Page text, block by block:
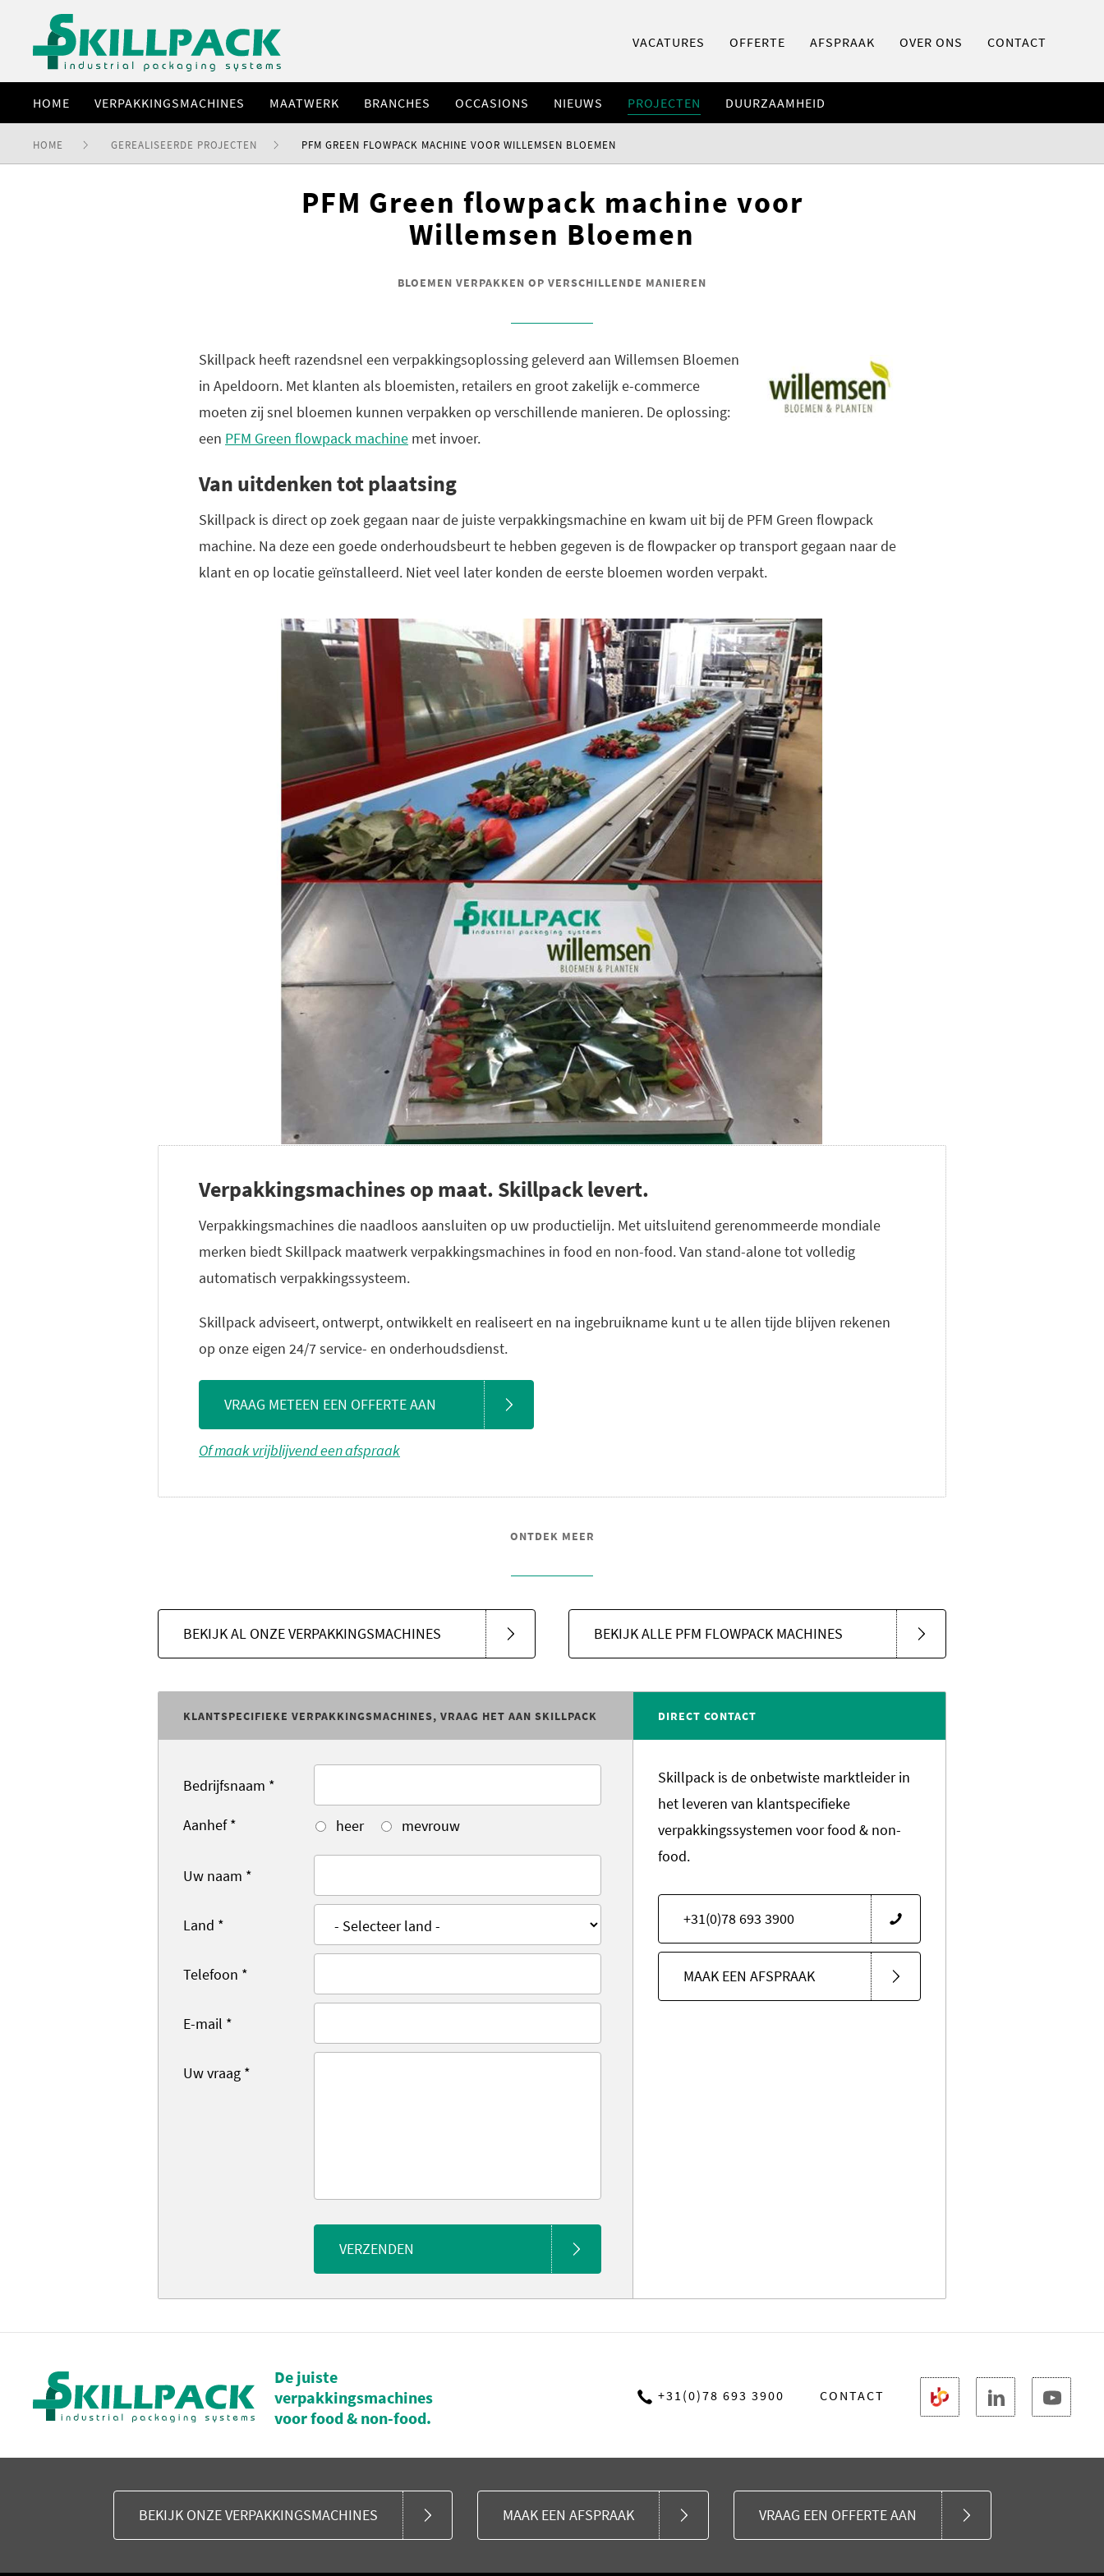
VACATURES OFFERTE AFSPRAAK OVER ONS CONTACT
HOME VERPAKKINGSMACHINES MAATWERK BRANCHES OCCASIONS NIEUWS PROJECTEN DUURZAAMHEID
HOME GEREALISEERDE PROJECTEN PFM GREEN FLOWPACK MACHINE VOOR WILLEMSEN BLOEMEN
PFM Green flowpack machine voor
Willemsen Bloemen
BLOEMEN VERPAKKEN OP VERSCHILLENDE MANIEREN
Skillpack heeft razendsnel een verpakkingsoplossing geleverd aan Willemsen Bloemen
in Apeldoorn. Met klanten als bloemisten, retailers en groot zakelijk e-commerce
moeten zij snel bloemen kunnen verpakken op verschillende manieren. De oplossing:
een PFM Green flowpack machine met invoer.
Van uitdenken tot plaatsing
Skillpack is direct op zoek gegaan naar de juiste verpakkingsmachine en kwam uit bij de PFM Green flowpack
machine. Na deze een goede onderhoudsbeurt te hebben gegeven is de flowpacker op transport gegaan naar de
klant en op locatie geïnstalleerd. Niet veel later konden de eerste bloemen worden verpakt.
Verpakkingsmachines op maat. Skillpack levert.
Verpakkingsmachines die naadloos aansluiten op uw productielijn. Met uitsluitend gerenommeerde mondiale
merken biedt Skillpack maatwerk verpakkingsmachines in food en non-food. Van stand-alone tot volledig
automatisch verpakkingssysteem.
Skillpack adviseert, ontwerpt, ontwikkelt en realiseert en na ingebruikname kunt u te allen tijde blijven rekenen
op onze eigen 24/7 service- en onderhoudsdienst.
VRAAG METEEN EEN OFFERTE AAN
Of maak vrijblijvend een afspraak
ONTDEK MEER
BEKIJK AL ONZE VERPAKKINGSMACHINES BEKIJK ALLE PFM FLOWPACK MACHINES
KLANTSPECIFIEKE VERPAKKINGSMACHINES, VRAAG HET AAN SKILLPACK
Bedrijfsnaam *
Aanhef* heer mevrouw
Uw naam *
Land *
Telefoon *
E-mail *
Uw vraag *
VERZENDEN
DIRECT CONTACT
Skillpack is de onbetwiste marktleider in
het leveren van klantspecifieke
verpakkingssystemen voor food & non-
food.
+31(0)78 693 3900
MAAK EEN AFSPRAAK
De juiste
verpakkingsmachines
voor food & non-food.
+31(0)78 693 3900 CONTACT
BEKIJK ONZE VERPAKKINGSMACHINES MAAK EEN AFSPRAAK VRAAG EEN OFFERTE AAN